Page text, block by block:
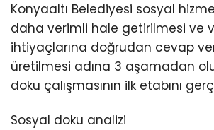
Konyaaltı Belediyesi sosyal
daha verimli hale getirilmesi ve
ihtiyaçlarına doğrudan cevap
üretilmesi adına 3 aşamadan
doku çalışmasının ilk etabını
Sosyal doku analizi